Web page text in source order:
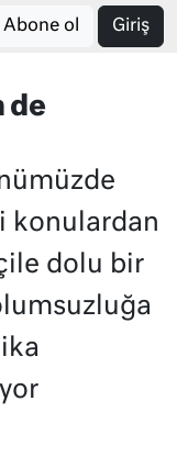
Abone ol Giriş
de
konulardan
dolu bir